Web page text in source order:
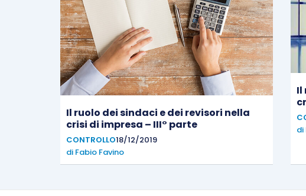
Il ruolo dei sindaci e dei revisori nella
crisi di impresa – III° parte
CONTROLLO18/12/2019
di Fabio Favino
Il
di